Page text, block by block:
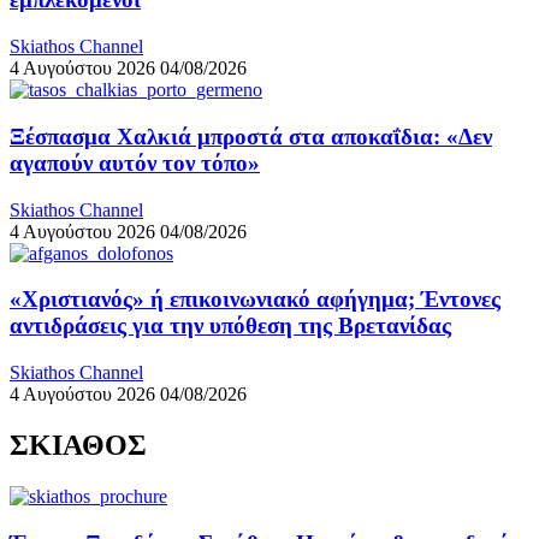
Skiathos Channel
4 Αυγούστου 2026 04/08/2026
Ξέσπασμα Χαλκιά μπροστά στα αποκαΐδια: «Δεν
αγαπούν αυτόν τον τόπο»
Skiathos Channel
4 Αυγούστου 2026 04/08/2026
«Χριστιανός» ή επικοινωνιακό αφήγημα; Έντονες
αντιδράσεις για την υπόθεση της Βρετανίδας
Skiathos Channel
4 Αυγούστου 2026 04/08/2026
ΣΚΙΑΘΟΣ